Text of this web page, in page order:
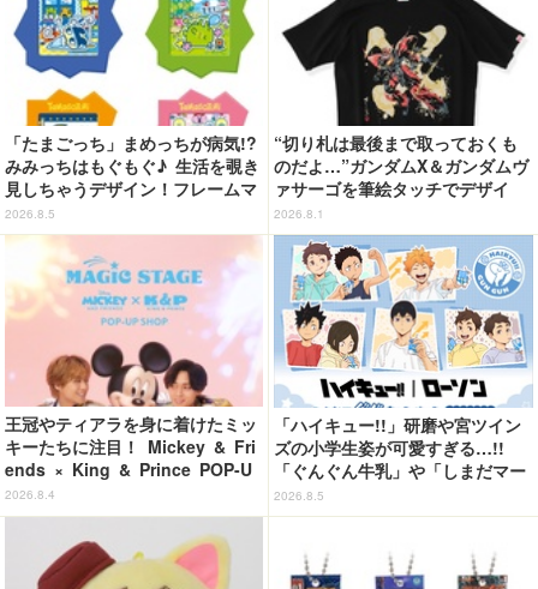
「たまごっち」まめっちが病気!?
みみっちはもぐもぐ♪ 生活を覗き
見しちゃうデザイン！フレームマ
グネット「ぴたっとフレーム」登
場☆
2026.8.5
“切り札は最後まで取っておくも
のだよ…”ガンダムX＆ガンダムヴ
ァサーゴを筆絵タッチでデザイ
ン！「ガンダムX」Tシャツ発売
2026.8.1
王冠やティアラを身に着けたミッ
キーたちに注目！ Mickey & Fri
ends × King & Prince POP-U
P SHOP「MAGIC STAGE」に新
商品登場
2026.8.4
「ハイキュー!!」研磨や宮ツイン
ズの小学生姿が可愛すぎる…!!
「ぐんぐん牛乳」や「しまだマー
ト」デザインのグッズも!? ロー
ソン限定グッズが登場！
2026.8.5